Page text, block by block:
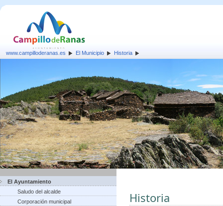
www.campilloderanas.es El Municipio Historia
El Ayuntamiento
Saludo del alcalde
Corporación municipal
Historia